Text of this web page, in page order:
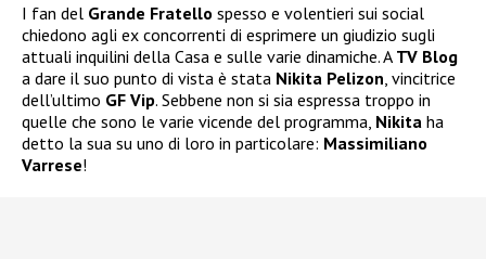
I fan del Grande Fratello spesso e volentieri sui social
chiedono agli ex concorrenti di esprimere un giudizio sugli
attuali inquilini della Casa e sulle varie dinamiche. A TV Blog
a dare il suo punto di vista è stata Nikita Pelizon , vincitrice
dell’ultimo GF Vip. Sebbene non si sia espressa troppo in
quelle che sono le varie vicende del programma, Nikita ha
detto la sua su uno di loro in particolare: Massimiliano
Varrese!